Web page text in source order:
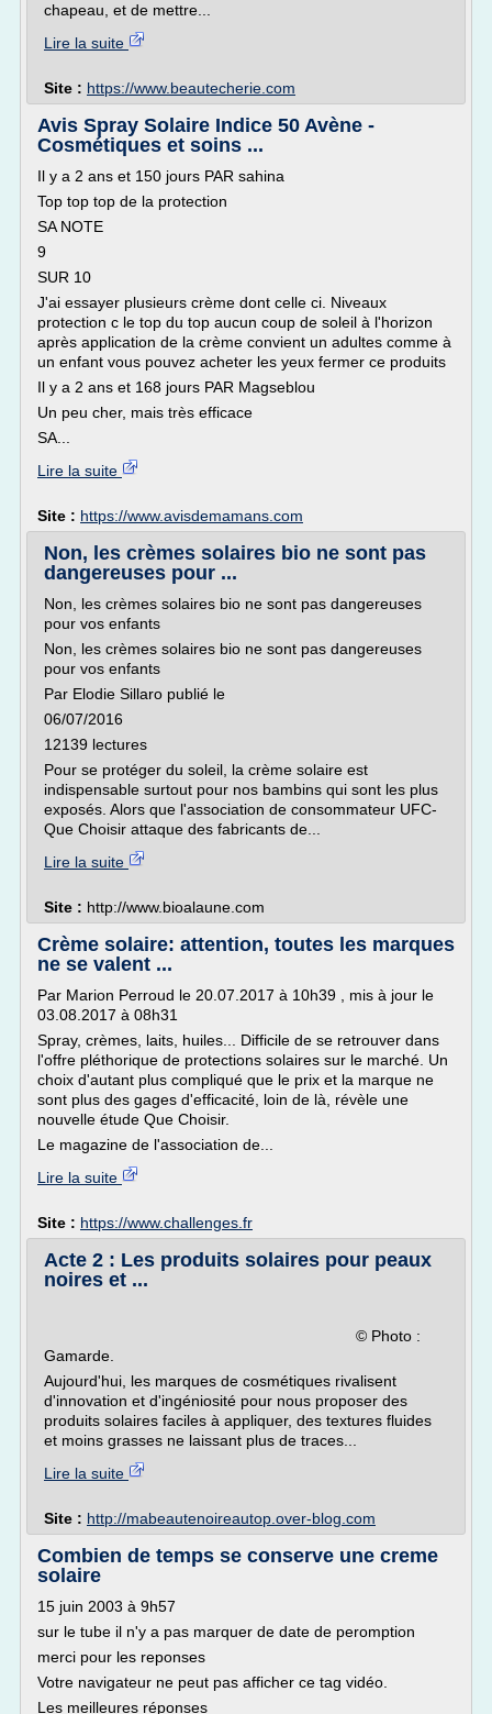
chapeau, et de mettre...
Lire la suite
Site : https://www.beautecherie.com
Avis Spray Solaire Indice 50 Avène -
Cosmétiques et soins ...
Il y a 2 ans et 150 jours PAR sahina
Top top top de la protection
SA NOTE
9
SUR 10
J'ai essayer plusieurs crème dont celle ci. Niveaux
protection c le top du top aucun coup de soleil à l'horizon
après application de la crème convient un adultes comme à
un enfant vous pouvez acheter les yeux fermer ce produits
Il y a 2 ans et 168 jours PAR Magseblou
Un peu cher, mais très efficace
SA...
Lire la suite
Site : https://www.avisdemamans.com
Non, les crèmes solaires bio ne sont pas
dangereuses pour ...
Non, les crèmes solaires bio ne sont pas dangereuses
pour vos enfants
Non, les crèmes solaires bio ne sont pas dangereuses
pour vos enfants
Par Elodie Sillaro publié le
06/07/2016
12139 lectures
Pour se protéger du soleil, la crème solaire est
indispensable surtout pour nos bambins qui sont les plus
exposés. Alors que l'association de consommateur UFC-
Que Choisir attaque des fabricants de...
Lire la suite
Site : http://www.bioalaune.com
Crème solaire: attention, toutes les marques
ne se valent ...
Par Marion Perroud le 20.07.2017 à 10h39 , mis à jour le
03.08.2017 à 08h31
Spray, crèmes, laits, huiles... Difficile de se retrouver dans
l'offre pléthorique de protections solaires sur le marché. Un
choix d'autant plus compliqué que le prix et la marque ne
sont plus des gages d'efficacité, loin de là, révèle une
nouvelle étude Que Choisir.
Le magazine de l'association de...
Lire la suite
Site : https://www.challenges.fr
Acte 2 : Les produits solaires pour peaux
noires et ...
© Photo :
Gamarde.
Aujourd'hui, les marques de cosmétiques rivalisent
d'innovation et d'ingéniosité pour nous proposer des
produits solaires faciles à appliquer, des textures fluides
et moins grasses ne laissant plus de traces...
Lire la suite
Site : http://mabeautenoireautop.over-blog.com
Combien de temps se conserve une creme
solaire
15 juin 2003 à 9h57
sur le tube il n'y a pas marquer de date de peromption
merci pour les reponses
Votre navigateur ne peut pas afficher ce tag vidéo.
Les meilleures réponses